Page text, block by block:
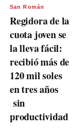
San Román
Regidora de la
cuota joven se
la lleva fácil:
recibió más de
120 mil soles
en tres años
sin
productividad